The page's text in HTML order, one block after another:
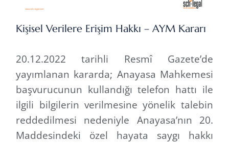
Kişisel Verilere Erişim Hakkı – AYM Kararı
20.12.2022 tarihli Resmî Gazete’de
yayımlanan kararda; Anayasa Mahkemesi
başvurucunun kullandığı telefon hattı ile
ilgili bilgilerin verilmesine yönelik talebin
reddedilmesi nedeniyle Anayasa’nın 20.
Maddesindeki özel hayata saygı hakkı